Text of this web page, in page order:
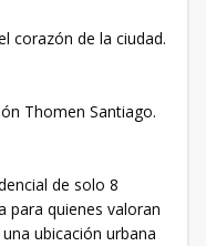
corazón de la ciudad.
Thomen Santiago.
de solo 8
para quienes valoran
ubicación urbana